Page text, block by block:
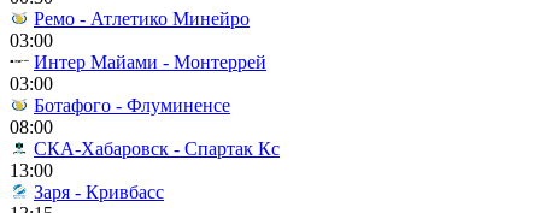
Ремо - Атлетико Минейро
03:00
Интер Майами - Монтеррей
03:00
Ботафого - Флуминенсе
08:00
СКА-Хабаровск - Спартак Кс
13:00
Заря - Кривбасс